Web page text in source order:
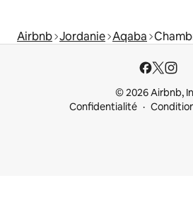
Airbnb Jordanie Aqaba
© 2026 Airbnb,
Confidentialité